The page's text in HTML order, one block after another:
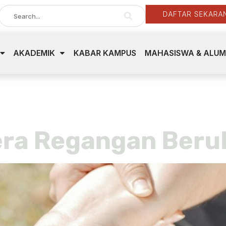
DAFTAR
AKADEMIK KABAR KAMPUS MAHASISWA &
Regangan